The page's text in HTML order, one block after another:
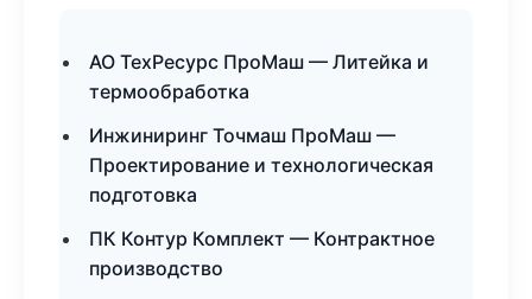
АО ТехРесурс ПроМаш — Литейка и
термообработка
Инжиниринг Точмаш ПроМаш —
Проектирование и технологическая
подготовка
ПК Контур Комплект — Контрактное
производство